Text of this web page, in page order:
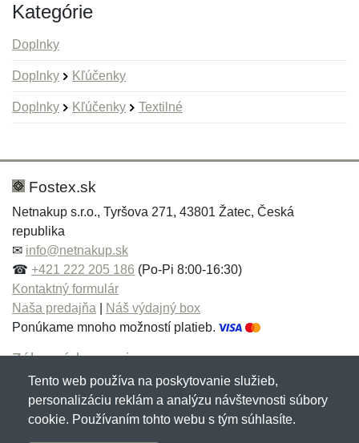
Kategórie
Doplnky
Doplnky Kľúčenky
Doplnky Kľúčenky Textilné
Hodnotenie:
Meno:*
E-mail:
Správa*
Meno:
E-mail:*
Správa*
Fostex.sk
Netnakup s.r.o., Tyršova 271, 43801 Žatec, Česká
republika
✉ info@netnakup.sk
☎ +421 222 205 186 (Po-Pi 8:00-16:30)
Kontaktný formulár
Naša predajňa
Náš výdajný box
Ponúkame mnoho možností platieb.
Zákaznícky servis
Novinky emailom
Tento web používa na poskytovanie služieb,
personalizáciu reklám a analýzu návštevnosti súbory
cookie. Používaním tohto webu s tým súhlasíte.